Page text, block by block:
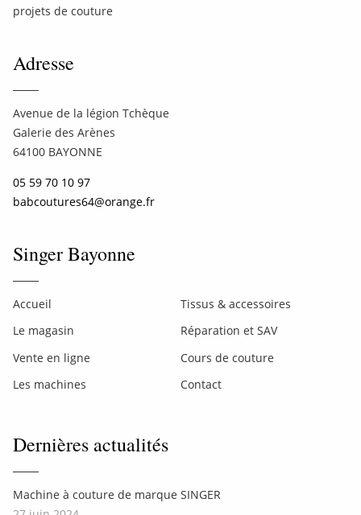
projets de couture
Adresse
Avenue de la légion Tchèque
Galerie des Arènes
64100 BAYONNE
05 59 70 10 97
babcoutures64@orange.fr
Singer Bayonne
Accueil
Tissus & accessoires
Le magasin
Réparation et SAV
Vente en ligne
Cours de couture
Les machines
Contact
Dernières actualités
Machine à couture de marque SINGER